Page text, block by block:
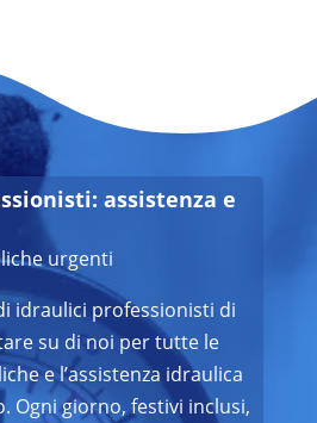
assistenza e
urgenti
idraulici professionisti di
su di noi per tutte le
e l’assistenza idraulica
Ogni giorno, festivi inclusi,